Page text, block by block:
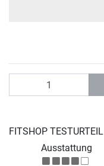
FITSHOP TESTURTEIL
Ausstattung